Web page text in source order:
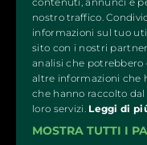
Cosmoprof S.p.a. –
Bologna (Italy) -
BolognaFiere
SEGNALAZIONI -
nostro traffico.
informazioni sul tuo
sito con i nostri
analisi che
altre informazioni che
che hanno raccolto
loro servizi. Leggi di
MOSTRA TUTTI I